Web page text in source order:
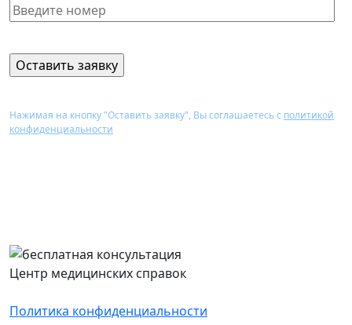
Нажимая на кнопку "Оставить заявку", Вы соглашаетесь с политикой
конфиденциальности
Центр медицинских справок
Политика конфиденциальности